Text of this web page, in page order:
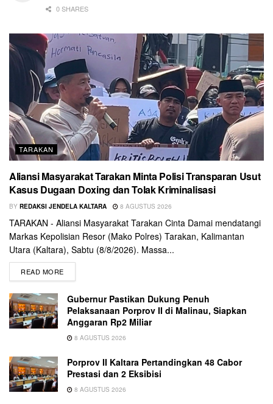
0 SHARES
TARAKAN
Aliansi Masyarakat Tarakan Minta Polisi Transparan Usut
Kasus Dugaan Doxing dan Tolak Kriminalisasi
BY REDAKSI JENDELA KALTARA 8 AGUSTUS 2026
TARAKAN - Aliansi Masyarakat Tarakan Cinta Damai mendatangi
Markas Kepolisian Resor (Mako Polres) Tarakan, Kalimantan
Utara (Kaltara), Sabtu (8/8/2026). Massa...
READ MORE
Gubernur Pastikan Dukung Penuh
Pelaksanaan Porprov II di Malinau, Siapkan
Anggaran Rp2 Miliar
8 AGUSTUS 2026
Porprov II Kaltara Pertandingkan 48 Cabor
Prestasi dan 2 Eksibisi
8 AGUSTUS 2026